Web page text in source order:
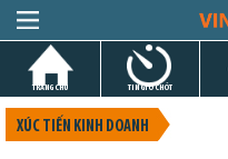
TRANG CHỦ TIN GIỜ CHÓT
XÚC TIẾN KINH DOANH